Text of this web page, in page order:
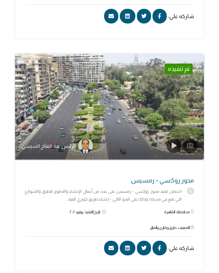
شاركه علي:
تم تنفيذه
الرئيس عبد الفتاح السيسي
محور روكسي – رمسيس
اشتمل تنفيذ محور روكسي - رمسيس على عدد من أعمال الإنشاء والتطوير للطرق والشوارع
التي تقع في مساره، وذلك على النحو التالي: - إنشاء طريق كوبري القبة...
محافظة: القاهرة
التصنيف: طرق وكبارى وأنفاق
تاريخ التنفيذ: يونيو ٢٠٢٠
شاركه علي: